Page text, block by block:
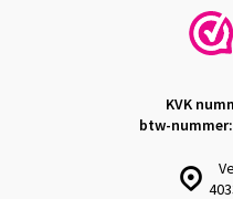
KVK
btw-nummer: